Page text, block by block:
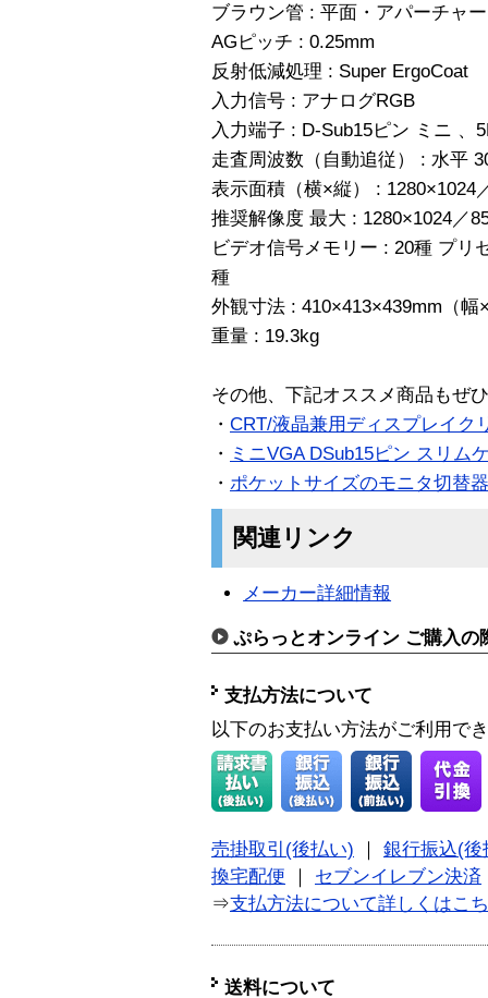
ブラウン管 : 平面・アパーチャ
AGピッチ : 0.25mm
反射低減処理 : Super ErgoCoat
入力信号 : アナログRGB
入力端子 : D-Sub15ピン ミニ 、
走査周波数（自動追従） : 水平
表示面積（横×縦） : 1280×1024
推奨解像度 最大 : 1280×1024／
ビデオ信号メモリー : 20種 プリ
種
外観寸法 : 410×413×439mm（幅
重量 : 19.3kg
その他、下記オススメ商品もぜ
・ CRT/液晶兼用ディスプレイク
・ ミニVGA DSub15ピン スリム
・ ポケットサイズのモニタ切替器
関連リンク
メーカー詳細情報
ぷらっとオンライン ご購入の
支払方法について
以下のお支払い方法がご利用で
売掛取引(後払い)
銀行振込(後
換宅配便
セブンイレブン決済
⇒支払方法について詳しくはこ
送料について